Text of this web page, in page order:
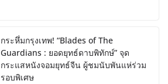
กระหึ่มกรุงเทพ! “Blades of The
Guardians : ยอดยุทธ์ดาบพิทักษ์” จุด
กระแสหนังจอมยุทธ์จีน ผู้ชมนับพันแห่ร่วม
รอบพิเศษ